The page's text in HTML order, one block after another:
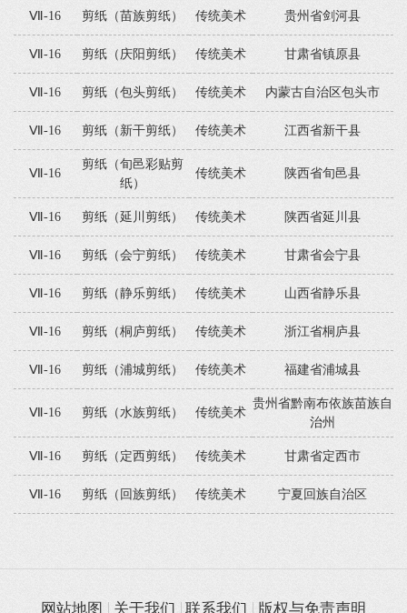
Ⅶ-16 剪纸（苗族剪纸） 传统美术 贵州省剑河县
Ⅶ-16 剪纸（庆阳剪纸） 传统美术 甘肃省镇原县
Ⅶ-16 剪纸（包头剪纸） 传统美术 内蒙古自治区包头市
Ⅶ-16 剪纸（新干剪纸） 传统美术 江西省新干县
Ⅶ-16
剪纸（旬邑彩贴剪
纸）
传统美术 陕西省旬邑县
Ⅶ-16 剪纸（延川剪纸） 传统美术 陕西省延川县
Ⅶ-16 剪纸（会宁剪纸） 传统美术 甘肃省会宁县
Ⅶ-16 剪纸（静乐剪纸） 传统美术 山西省静乐县
Ⅶ-16 剪纸（桐庐剪纸） 传统美术 浙江省桐庐县
Ⅶ-16 剪纸（浦城剪纸） 传统美术 福建省浦城县
Ⅶ-16 剪纸（水族剪纸） 传统美术
贵州省黔南布依族苗族自
治州
Ⅶ-16 剪纸（定西剪纸） 传统美术 甘肃省定西市
Ⅶ-16 剪纸（回族剪纸） 传统美术 宁夏回族自治区
网站地图 关于我们 联系我们 版权与免责声明